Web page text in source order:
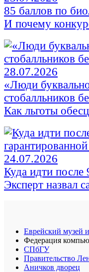
85 баллов по
И почему
28.07.2026
«Люди
стобалльников
Как льготы
24.07.2026
Куда идти после
Эксперт назвал
Еврейский музей
Федерация
СПбГУ
Правительство
Аничков дворец